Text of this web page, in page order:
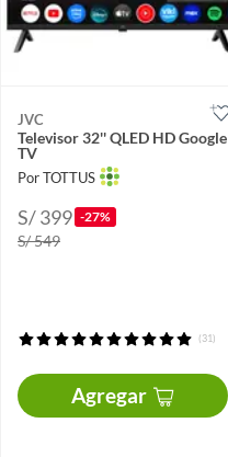
JVC
Televisor 32'' QLED HD Google
TV
Por TOTTUS
S/ 399 -27%
S/ 549
(31)
Agregar